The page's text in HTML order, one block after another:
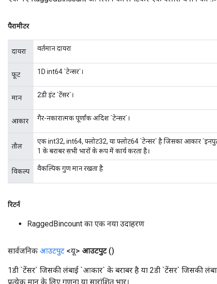
पैरामीटर
दायरा वर्तमान दायरा
फूट 1D int64 `टेन्सर`।
मान 2डी इंट `टेंसर`।
आकार गैर-नकारात्मक पूर्णांक अदिश `टेन्सर`।
तौल
एक int32, int64, फ्लोट32, या फ्लोट64 `टेन्सर` है जिसका आकार
1 के बराबर सभी भारों के रूप में कार्य करता है।
विकल्प वैकल्पिक गुण मान रखता है
रिटर्न
RaggedBincount का एक नया उदाहरण
सार्वजनिक आउटपुट <यू> आउटपुट ()
1डी `टेंसर` जिसकी लंबाई `आकार` के बराबर है या 2डी `टेंसर` जिसकी
प्रत्येक मान के लिए गणना या सारांशित भार।